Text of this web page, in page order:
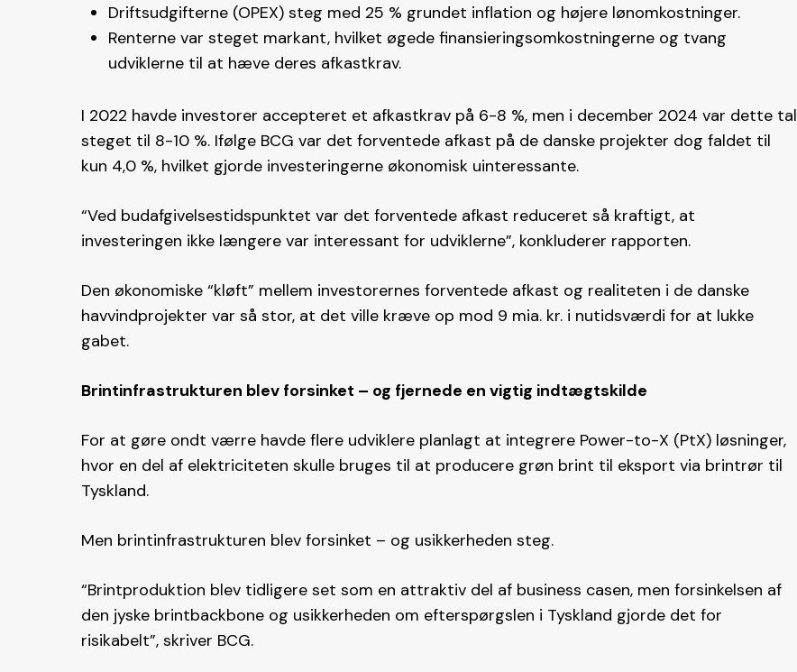
Driftsudgifterne (OPEX) steg med 25 % grundet inflation og højere lønomkostninger.
Renterne var steget markant, hvilket øgede finansieringsomkostningerne og tvang
udviklerne til at hæve deres afkastkrav​.
I 2022 havde investorer accepteret et afkastkrav på 6-8 %, men i december 2024 var dette tal
steget til 8-10 %. Ifølge BCG var det forventede afkast på de danske projekter dog faldet til
kun 4,0 %, hvilket gjorde investeringerne økonomisk uinteressante​.
“Ved budafgivelsestidspunktet var det forventede afkast reduceret så kraftigt, at
investeringen ikke længere var interessant for udviklerne”, konkluderer rapporten​.
Den økonomiske “kløft” mellem investorernes forventede afkast og realiteten i de danske
havvindprojekter var så stor, at det ville kræve op mod 9 mia. kr. i nutidsværdi for at lukke
gabet​.
Brintinfrastrukturen blev forsinket – og fjernede en vigtig indtægtskilde
For at gøre ondt værre havde flere udviklere planlagt at integrere Power-to-X (PtX) løsninger,
hvor en del af elektriciteten skulle bruges til at producere grøn brint til eksport via brintrør til
Tyskland.
Men brintinfrastrukturen blev forsinket – og usikkerheden steg.
“Brintproduktion blev tidligere set som en attraktiv del af business casen, men forsinkelsen af
den jyske brintbackbone og usikkerheden om efterspørgslen i Tyskland gjorde det for
risikabelt”, skriver BCG​.